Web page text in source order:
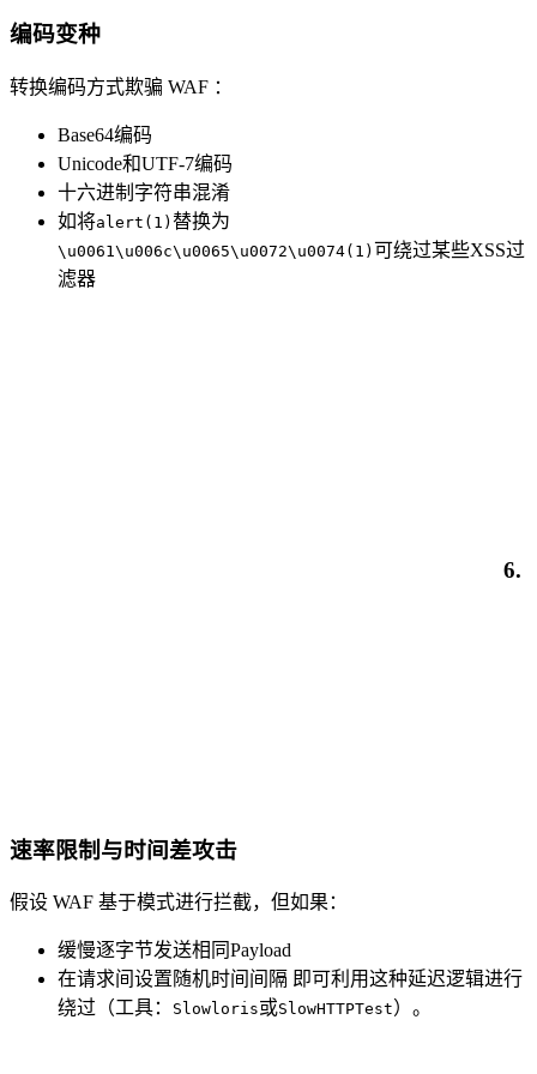
编码变种
转换编码方式欺骗 WAF ：
Base64编码
Unicode和UTF-7编码
十六进制字符串混淆
如将alert(1) 替换为
\u0061\u006c\u0065\u0072\u0074(1) 可绕过某些XSS过
滤器
6.
速率限制与时间差攻击
假设 WAF 基于模式进行拦截，但如果：
缓慢逐字节发送相同Payload
在请求间设置随机时间间隔 即可利用这种延迟逻辑进行
绕过（工具：
Slowloris或SlowHTTPTest）。